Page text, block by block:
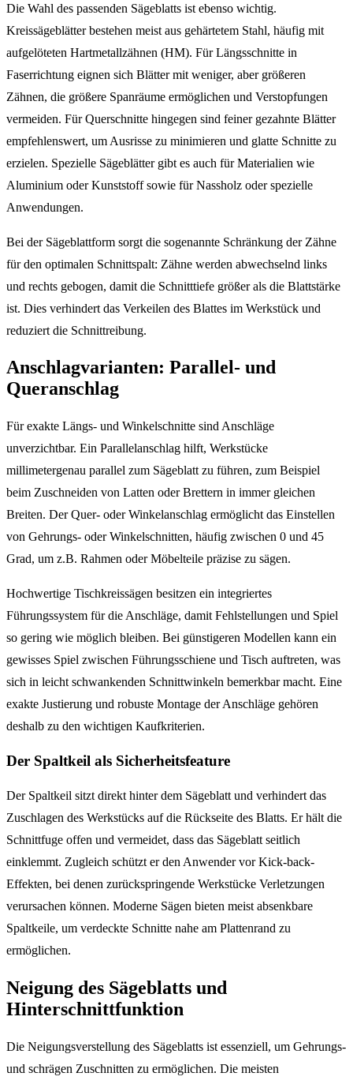
Die Wahl des passenden Sägeblatts ist ebenso wichtig.
Kreissägeblätter bestehen meist aus gehärtetem Stahl, häufig mit
aufgelöteten Hartmetallzähnen (HM). Für Längsschnitte in
Faserrichtung eignen sich Blätter mit weniger, aber größeren
Zähnen, die größere Spanräume ermöglichen und Verstopfungen
vermeiden. Für Querschnitte hingegen sind feiner gezahnte Blätter
empfehlenswert, um Ausrisse zu minimieren und glatte Schnitte zu
erzielen. Spezielle Sägeblätter gibt es auch für Materialien wie
Aluminium oder Kunststoff sowie für Nassholz oder spezielle
Anwendungen.
Bei der Sägeblattform sorgt die sogenannte Schränkung der Zähne
für den optimalen Schnittspalt: Zähne werden abwechselnd links
und rechts gebogen, damit die Schnitttiefe größer als die Blattstärke
ist. Dies verhindert das Verkeilen des Blattes im Werkstück und
reduziert die Schnittreibung.
Anschlagvarianten: Parallel- und
Queranschlag
Für exakte Längs- und Winkelschnitte sind Anschläge
unverzichtbar. Ein Parallelanschlag hilft, Werkstücke
millimetergenau parallel zum Sägeblatt zu führen, zum Beispiel
beim Zuschneiden von Latten oder Brettern in immer gleichen
Breiten. Der Quer- oder Winkelanschlag ermöglicht das Einstellen
von Gehrungs- oder Winkelschnitten, häufig zwischen 0 und 45
Grad, um z.B. Rahmen oder Möbelteile präzise zu sägen.
Hochwertige Tischkreissägen besitzen ein integriertes
Führungssystem für die Anschläge, damit Fehlstellungen und Spiel
so gering wie möglich bleiben. Bei günstigeren Modellen kann ein
gewisses Spiel zwischen Führungsschiene und Tisch auftreten, was
sich in leicht schwankenden Schnittwinkeln bemerkbar macht. Eine
exakte Justierung und robuste Montage der Anschläge gehören
deshalb zu den wichtigen Kaufkriterien.
Der Spaltkeil als Sicherheitsfeature
Der Spaltkeil sitzt direkt hinter dem Sägeblatt und verhindert das
Zuschlagen des Werkstücks auf die Rückseite des Blatts. Er hält die
Schnittfuge offen und vermeidet, dass das Sägeblatt seitlich
einklemmt. Zugleich schützt er den Anwender vor Kick-back-
Effekten, bei denen zurückspringende Werkstücke Verletzungen
verursachen können. Moderne Sägen bieten meist absenkbare
Spaltkeile, um verdeckte Schnitte nahe am Plattenrand zu
ermöglichen.
Neigung des Sägeblatts und
Hinterschnittfunktion
Die Neigungsverstellung des Sägeblatts ist essenziell, um Gehrungs-
und schrägen Zuschnitten zu ermöglichen. Die meisten